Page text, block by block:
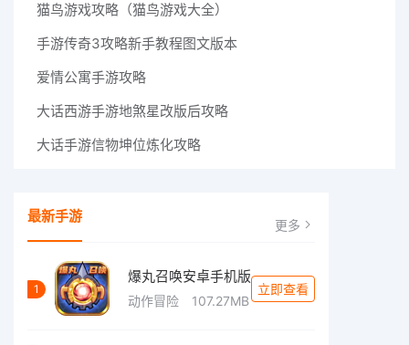
猫鸟游戏攻略（猫鸟游戏大全）
手游传奇3攻略新手教程图文版本
爱情公寓手游攻略
大话西游手游地煞星改版后攻略
大话手游信物坤位炼化攻略
最新手游 更多
1
爆丸召唤安卓手机版
动作冒险 107.27MB
立即查看